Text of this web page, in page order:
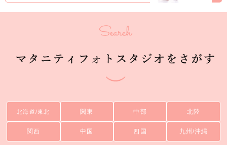
北海道/東北 関東 中部 北陸
関西 中国 四国 九州/沖縄